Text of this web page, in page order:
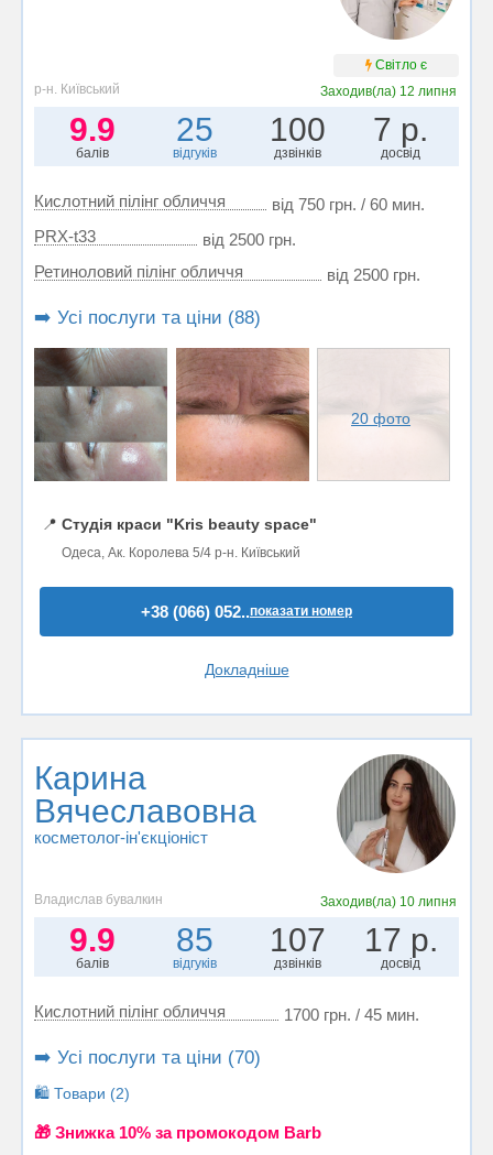
Світло є
р-н. Київський
Заходив(ла) 12 липня
9.9
балів
25
відгуків
100
дзвінків
7 р.
досвід
Кислотний пілінг обличчя
від 750 грн. / 60 мин.
PRX-t33
від 2500 грн.
Ретиноловий пілінг обличчя
від 2500 грн.
➡️ Усі послуги та ціни (88)
20 фото
📍 Студія краси "Kris beauty space"
Одеса, Ак. Королева 5/4 р-н. Київський
+38 (066) 052..показати номер
Докладніше
Карина
Вячеславовна
косметолог-ін'єкціоніст
Владислав бувалкин Заходив(ла) 10 липня
9.9
балів
85
відгуків
107
дзвінків
17 р.
досвід
Кислотний пілінг обличчя 1700 грн. / 45 мин.
➡️ Усі послуги та ціни (70)
🛍️ Товари (2)
🎁 Знижка 10% за промокодом Barb